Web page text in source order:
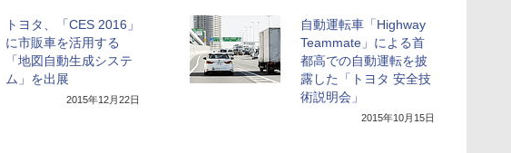
トヨタ、「CES 2016」
に市販車を活用する
「地図自動生成システ
ム」を出展
2015年12月22日
自動運転車「Highway
Teammate」による首
都高での自動運転を披
露した「トヨタ 安全技
術説明会」
2015年10月15日